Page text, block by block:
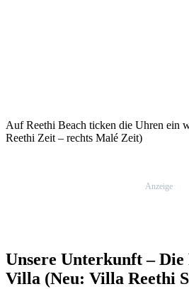
Auf Reethi Beach ticken die Uhren ein
Reethi Zeit – rechts Malé Zeit)
Anzeige
Unsere Unterkunft –
Villa (Neu: Villa Reethi